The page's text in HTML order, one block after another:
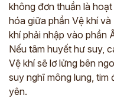
không đơn thuần là
hóa giữa phần Vệ khí
khí phải nhập vào phần
Nếu tâm huyết hư suy,
Vệ khí sẽ lơ lửng bên
suy nghĩ mông lung,
yên.